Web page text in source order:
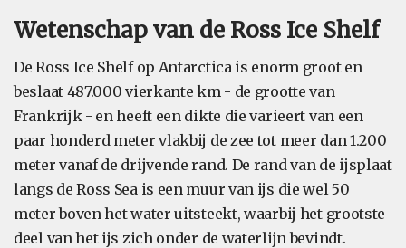
Wetenschap van de Ross Ice Shelf
De Ross Ice Shelf op Antarctica is enorm groot en
beslaat 487.000 vierkante km - de grootte van
Frankrijk - en heeft een dikte die varieert van een
paar honderd meter vlakbij de zee tot meer dan 1.200
meter vanaf de drijvende rand. De rand van de ijsplaat
langs de Ross Sea is een muur van ijs die wel 50
meter boven het water uitsteekt, waarbij het grootste
deel van het ijs zich onder de waterlijn bevindt.